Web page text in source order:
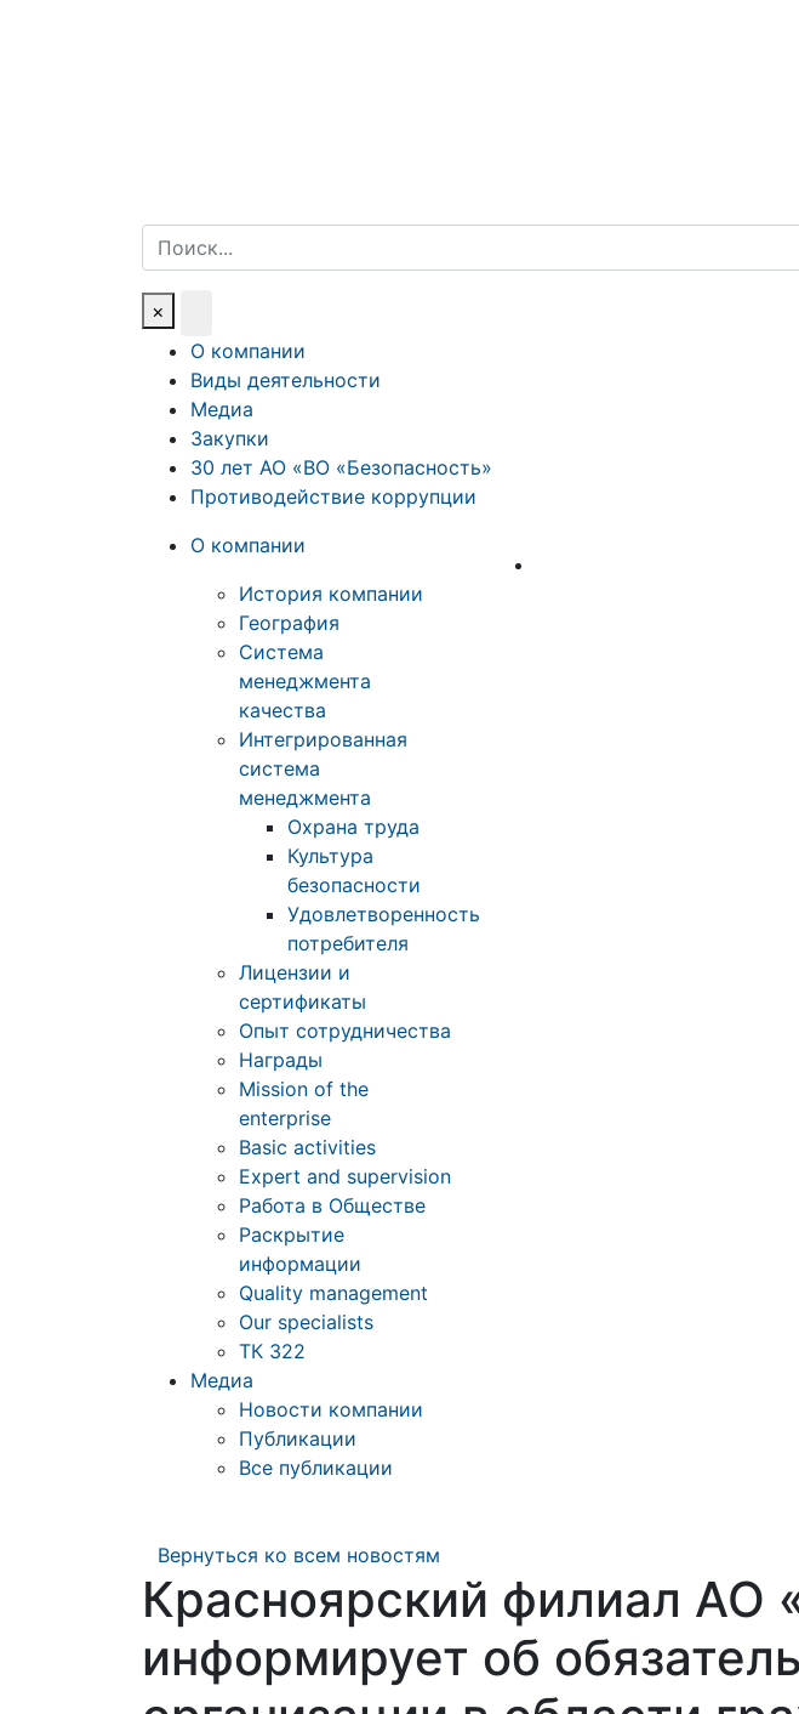
Поиск
×
О компании
Виды деятельности
Медиа
Закупки
30 лет АО «ВО «Безопасность»
Противодействие коррупции
О компании
История компании
География
Система
менеджмента
качества
Интегрированная
система
менеджмента
Охрана труда
Культура
безопасности
Удовлетворенность
потребителя
Лицензии и
сертификаты
Опыт сотрудничества
Награды
Mission of the
enterprise
Basic activities
Expert and supervision
Работа в Обществе
Раскрытие
информации
Quality management
Our specialists
ТК 322
Медиа
Новости компании
Публикации
Все публикации
Вернуться ко всем новостям
Красноярский филиал АО
информирует об